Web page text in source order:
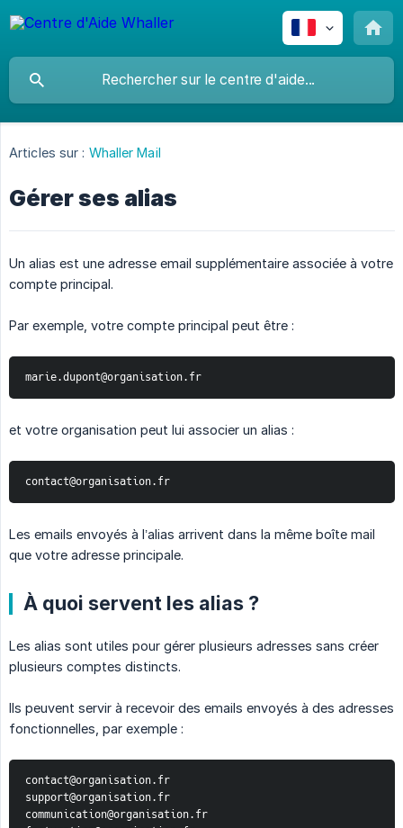
Articles sur : Whaller Mail
Gérer ses alias
Un alias est une adresse email supplémentaire associée à votre
compte principal.
Par exemple, votre compte principal peut être :
marie.dupont@organisation.fr
et votre organisation peut lui associer un alias :
contact@organisation.fr
Les emails envoyés à l’alias arrivent dans la même boîte mail
que votre adresse principale.
À quoi servent les alias ?
Les alias sont utiles pour gérer plusieurs adresses sans créer
plusieurs comptes distincts.
Ils peuvent servir à recevoir des emails envoyés à des adresses
fonctionnelles, par exemple :
contact@organisation.fr
support@organisation.fr
communication@organisation.fr